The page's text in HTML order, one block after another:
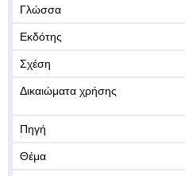
Γλώσσα
Εκδότης
Σχέση
Δικαιώματα χρήσης
Πηγή
Θέμα